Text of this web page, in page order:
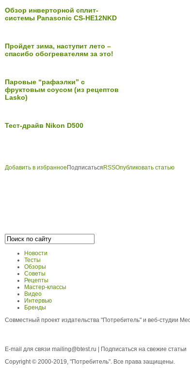
Обзор инверторной сплит-
системы Panasonic CS-HE12NKD
Пройдет зима, наступит лето –
спасибо обогревателям за это!
Паровые “рафаэлки” с
фруктовым соусом (из рецептов
Lasko)
Тест-драйв Nikon D500
Добавить в избранное Подписаться RSSОпубликовать статью
Новости
Тесты
Обзоры
Советы
Рецепты
Мастер-классы
Видео
Интервью
Бренды
Совместный проект издательства "Потребитель" и веб-студии
E-mail для связи mailing@btest.ru
Подписаться на свежие статьи
Copyright © 2000-2019, "Потребитель". Все права защищены.